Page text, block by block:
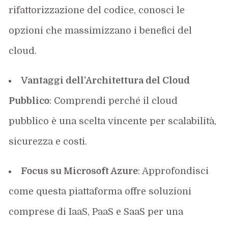
rifattorizzazione del codice, conosci le
opzioni che massimizzano i benefici del
cloud.
Vantaggi dell’Architettura del Cloud
Pubblico: Comprendi perché il cloud
pubblico è una scelta vincente per scalabilità,
sicurezza e costi.
Focus su Microsoft Azure: Approfondisci
come questa piattaforma offre soluzioni
comprese di IaaS, PaaS e SaaS per una